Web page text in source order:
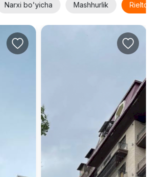
Narxi bo'yicha Mashhurlik